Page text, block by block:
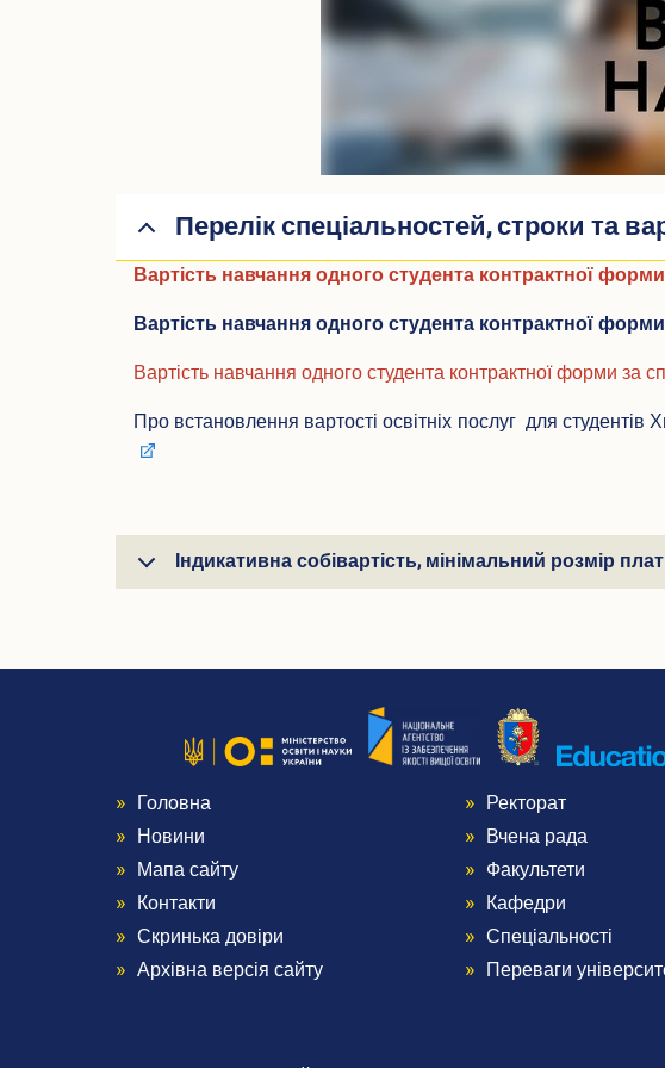
Перелік спеціальностей, строки та
Вартість навчання одного студента контрактної
Вартість навчання одного студента контрактної
Вартість навчання одного студента контрактної форми за
Про встановлення вартості освітніх послуг для
Індикативна собівартість, мінімальний розмір
Menu
Footer
1
Головна
Новини
Мапа сайту
Контакти
Скринька довіри
Архівна версія сайту
Menu
Footer
2
Ректорат
Вчена рада
Факультети
Кафедри
Спеціальності
Переваги